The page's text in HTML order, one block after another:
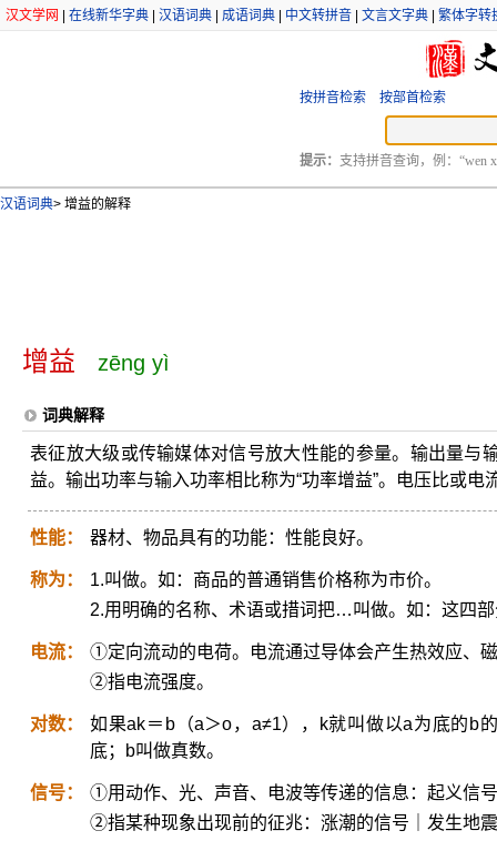
汉文学网 在线新华字典 汉语词典 成语词典 中文转拼音 文言文字典 繁体字转
按拼音检索 按部首检索
提示： 支持拼音查询，例：“wen
汉语词典> 增益的解释
增益 zēng yì
词典解释
表征放大级或传输媒体对信号放大性能的参量。输出量与
益。输出功率与输入功率相比称为“功率增益”。电压比或电
性能： 器材、物品具有的功能：性能良好。
称为：
1.叫做。如：商品的普通销售价格称为市价。
2.用明确的名称、术语或措词把…叫做。如：这四
电流：
①定向流动的电荷。电流通过导体会产生热效应、
②指电流强度。
对数：
如果ak＝b（a＞o，a≠1），k就叫做以a为底的b
底；b叫做真数。
信号：
①用动作、光、声音、电波等传递的信息：起义信
②指某种现象出现前的征兆：涨潮的信号｜发生地